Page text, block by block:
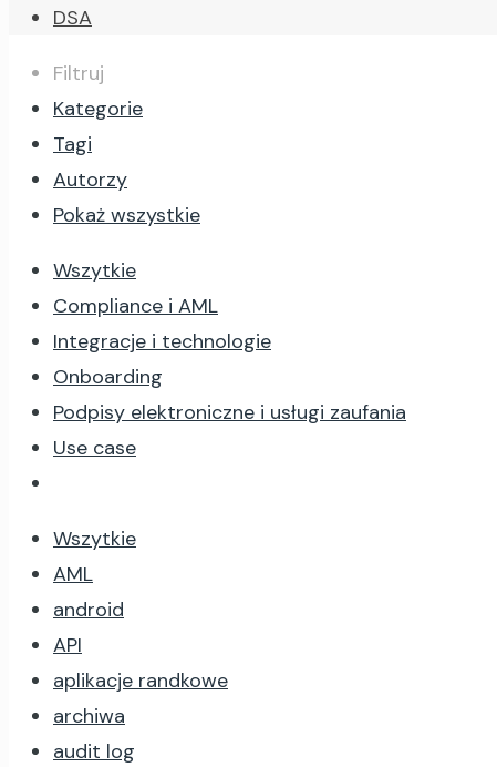
DSA
Filtruj
Kategorie
Tagi
Autorzy
Pokaż wszystkie
Wszytkie
Compliance i AML
Integracje i technologie
Onboarding
Podpisy elektroniczne i usługi zaufania
Use case
Wszytkie
AML
android
API
aplikacje randkowe
archiwa
audit log